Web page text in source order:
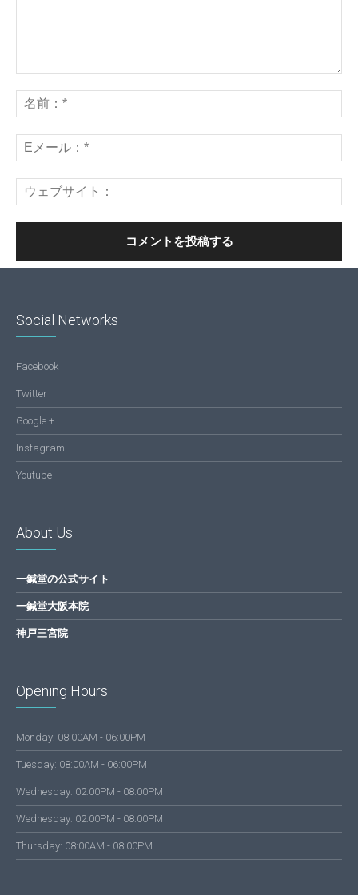
Social Networks
Facebook
Twitter
Google +
Instagram
Youtube
About Us
一鍼堂の公式サイト
一鍼堂大阪本院
神戸三宮院
Opening Hours
Monday: 08:00AM - 06:00PM
Tuesday: 08:00AM - 06:00PM
Wednesday: 02:00PM - 08:00PM
Wednesday: 02:00PM - 08:00PM
Thursday: 08:00AM - 08:00PM